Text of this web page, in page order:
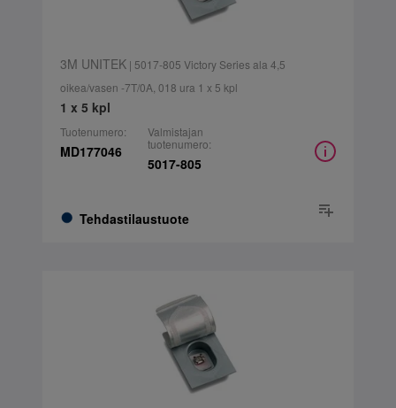
3M UNITEK| 5017-805 Victory Series ala 4,5
oikea/vasen -7T/0A, 018 ura 1 x 5 kpl
1 x 5 kpl
Tuotenumero:
MD177046
Tehdastilaustuote
Valmistajan
tuotenumero:
5017-805